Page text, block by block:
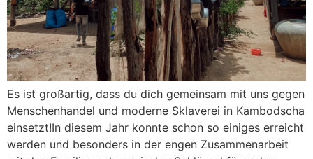
Es ist großartig, dass du dich gemeinsam mit uns gegen
Menschenhandel und moderne Sklaverei in Kambodscha
einsetzt!In diesem Jahr konnte schon so einiges erreicht
werden und besonders in der engen Zusammenarbeit